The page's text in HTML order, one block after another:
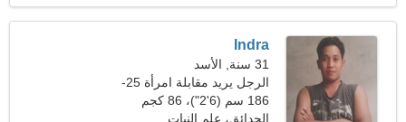
Indra
31 سنة, الأسد
الرجل يريد مقابلة امرأة 25-
29
186 سم (6'2")، 86 كجم
(189 رطلا)
الحدائق، علم النبات